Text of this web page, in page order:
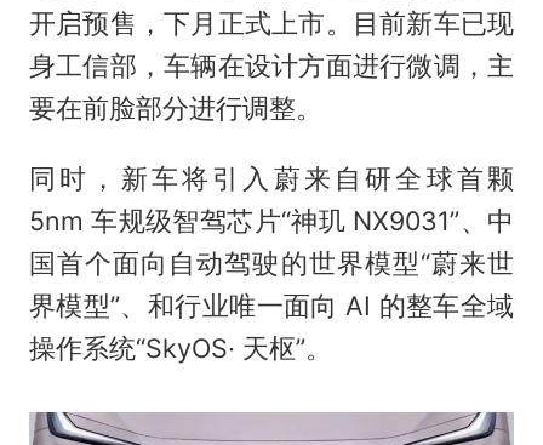
开启预售，下月正式上市。目前新车已现
身工信部，车辆在设计方面进行微调，主
要在前脸部分进行调整。
同时，新车将引入蔚来自研全球首颗
5nm 车规级智驾芯片“神玑 NX9031”、中
国首个面向自动驾驶的世界模型“蔚来世
界模型”、和行业唯一面向 AI 的整车全域
操作系统“SkyOS· 天枢”。